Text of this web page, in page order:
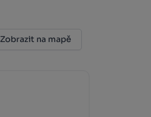
Zobrazit na mapě